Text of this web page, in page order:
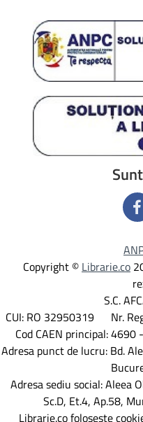
Copyright © Librarie.co
S.C.
CUI: RO 32950319 Nr.
Cod CAEN principal:
Adresa punct de lucru: Bd.
Adresa sediu social: Aleea
Sc.D, Et.4, Ap.58,
Librarie.co foloseste